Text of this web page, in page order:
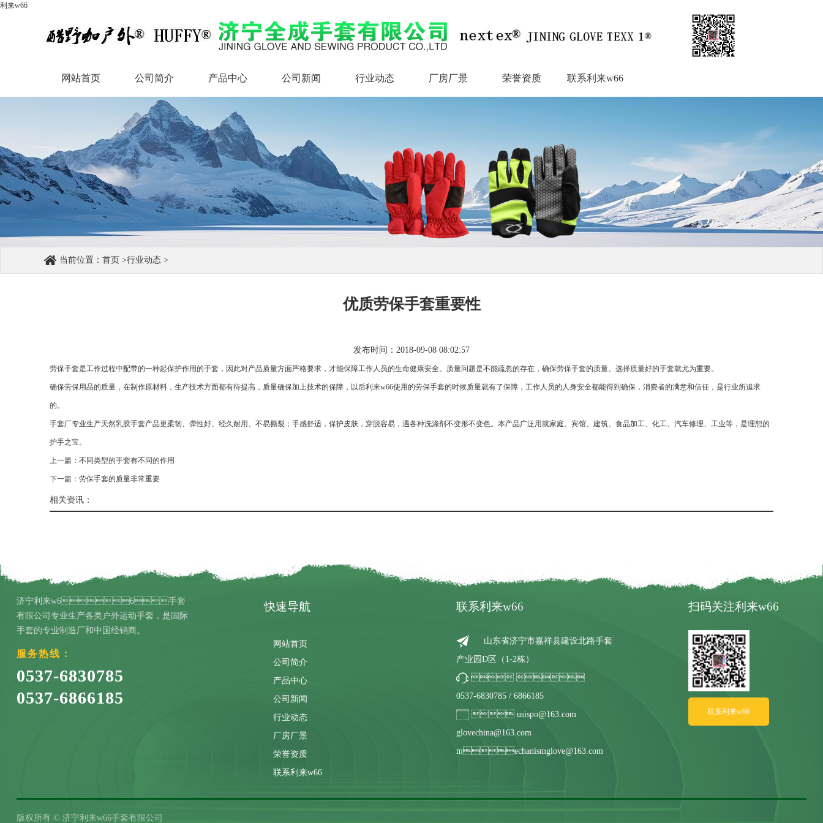
利来w66
网站首页 公司简介
公司简介
产品中心
产品中心
公司新闻 行业动态 厂房厂景 荣誉资质 联系利来w66
当前位置： 首页 >行业动态 >
优质劳保手套重要性
发布时间：2018-09-08 08:02:57
劳保手套是工作过程中配带的一种起保护作用的手套，因此对产品质量方面严格要求，才能保障工作人员的生命健康安全。质量问题是不能疏忽的存在，确保劳保手套的质量。选择质量好的手套就尤为重要。
确保劳保用品的质量，在制作原材料，生产技术方面都有待提高，质量确保加上技术的保障，以后利来w66使用的劳保手套的时候质量就有了保障，工作人员的人身安全都能得到确保，消费者的满意和信任，是行业所追求
的。
手套厂专业生产天然乳胶手套产品更柔韧、弹性好、经久耐用、不易撕裂；手感舒适，保护皮肤，穿脱容易，遇各种洗涤剂不变形不变色。本产品广泛用就家庭、宾馆、建筑、食品加工、化工、汽车修理、工业等，是理想的
护手之宝。
上一篇： 不同类型的手套有不同的作用
下一篇： 劳保手套的质量非常重要
相关资讯：
济宁利来w66手套
有限公司专业生产各类户外运动手套，是国际
手套的专业制造厂和中国经销商。
服务热线：
0537-6830785
0537-6866185
快速导航
网站首页
公司简介
产品中心
公司新闻
行业动态
厂房厂景
荣誉资质
联系利来w66
联系利来w66
 山东省济宁市嘉祥县建设北路手套
产业园D区（1-2栋）
 
0537-6830785 / 6866185
 usispo@163.com
glovechina@163.com
mechanismglove@163.com
扫码关注利来w66
联系利来w66
版权所有 © 济宁利来w66手套有限公司